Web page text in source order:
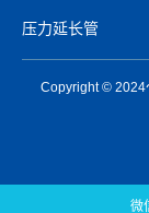
压力延长管
Copyright © 2024
微